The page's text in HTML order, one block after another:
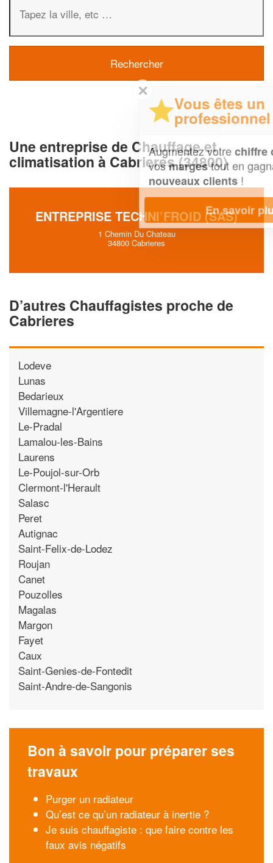
Une entreprise de Chauffage et
climatisation à Cabrieres (34800)
ENTREPRISE TECHNI’FROID (SAS)
1 Chemin Du Chateau
34800 Cabrieres
D’autres Chauffagistes proche de
Cabrieres
Lodeve
Lunas
Bedarieux
Villemagne-l'Argentiere
Le-Pradal
Lamalou-les-Bains
Laurens
Le-Poujol-sur-Orb
Clermont-l'Herault
Salasc
Peret
Autignac
Saint-Felix-de-Lodez
Roujan
Canet
Pouzolles
Magalas
Margon
Fayet
Caux
Saint-Genies-de-Fontedit
Saint-Andre-de-Sangonis
Bon à savoir pour préparer ses
travaux
Purger un radiateur
Qu’est ce qu’un radiateur à inertie ?
Je suis chauffagiste : que faire contre les
faux avis négatifs
Vous êtes un
professionnel ?
Augmentez votrechiffre d'affaireset
vos margestout en gagnant de
nouveaux clients!
En savoir plus